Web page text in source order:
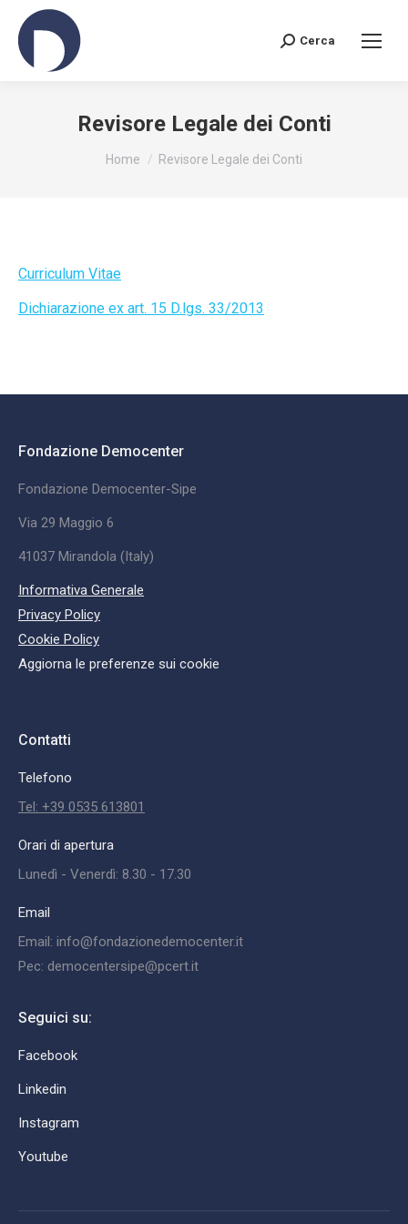
Search:
Cerca
Revisore Legale dei Conti
You are here:
Home Revisore Legale dei Conti
Curriculum Vitae
Dichiarazione ex art. 15 D.lgs. 33/2013
Fondazione Democenter
Fondazione Democenter-Sipe
Via 29 Maggio 6
41037 Mirandola (Italy)
Informativa Generale
Privacy Policy
Cookie Policy
Aggiorna le preferenze sui cookie
Contatti
Telefono
Tel: +39 0535 613801
Orari di apertura
Lunedì - Venerdì: 8.30 - 17.30
Email
Email: info@fondazionedemocenter.it
Pec: democentersipe@pcert.it
Seguici su:
Facebook
Linkedin
Instagram
Youtube